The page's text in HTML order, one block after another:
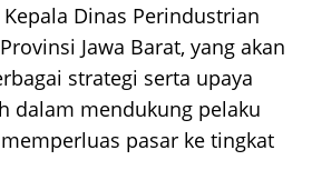
Dinas Perindustrian
Jawa Barat, yang akan
strategi serta upaya
dalam mendukung pelaku
pasar ke tingkat